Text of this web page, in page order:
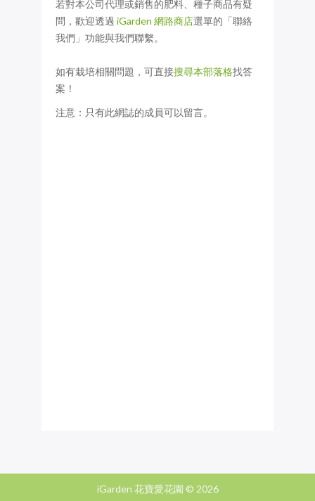
若對本公司代理或銷售的肥料、種子商品有疑
問，歡迎透過 iGarden 網路商店選單的「聯絡
我們」功能與我們聯繫。
如有栽培相關問題，可直接搜尋本部落格找答
案！
注意：只有此網誌的成員可以留言。
iGarden 花寶愛花園 © 2026